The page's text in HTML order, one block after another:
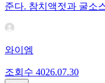
준다. 참치액젓과 굴소
와이엠
조회수 4026.07.30